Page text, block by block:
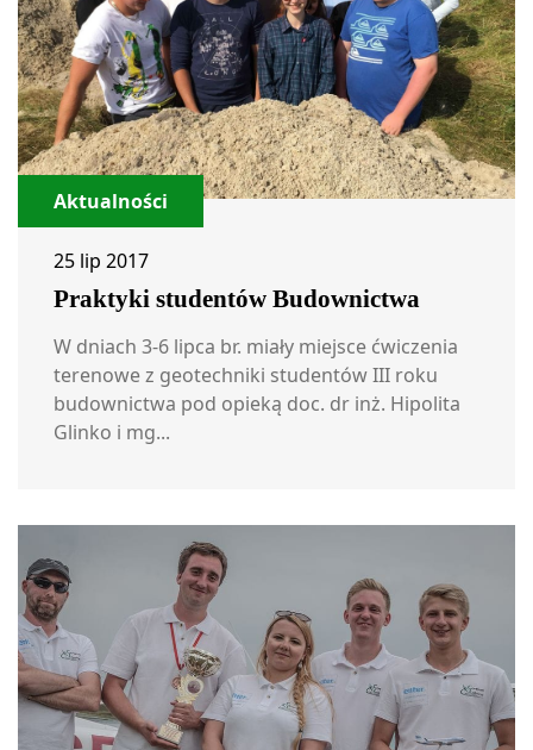
Aktualności
25 lip 2017
Praktyki studentów Budownictwa
W dniach 3-6 lipca br. miały miejsce ćwiczenia
terenowe z geotechniki studentów III roku
budownictwa pod opieką doc. dr inż. Hipolita
Glinko i mg...